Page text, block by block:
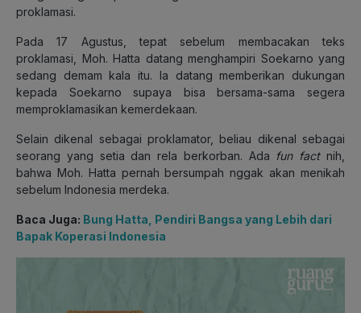
proklamasi.
Pada 17 Agustus, tepat sebelum membacakan teks
proklamasi, Moh. Hatta datang menghampiri Soekarno yang
sedang demam kala itu. Ia datang memberikan dukungan
kepada Soekarno supaya bisa bersama-sama segera
memproklamasikan kemerdekaan.
Selain dikenal sebagai proklamator, beliau dikenal sebagai
seorang yang setia dan rela berkorban. Ada fun factnih,
bahwa Moh. Hatta pernah bersumpah nggak akan menikah
sebelum Indonesia merdeka.
Baca Juga: Bung Hatta, Pendiri Bangsa yang Lebih dari
Bapak Koperasi Indonesia